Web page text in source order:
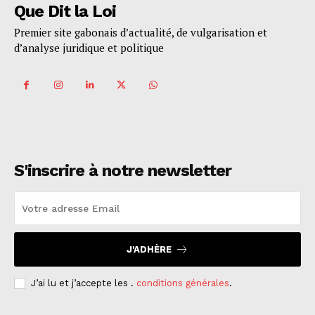
Que Dit la Loi
Premier site gabonais d’actualité, de vulgarisation et
d’analyse juridique et politique
S'inscrire à notre newsletter
J'ADHÈRE
J’ai lu et j’accepte les . conditions générales.